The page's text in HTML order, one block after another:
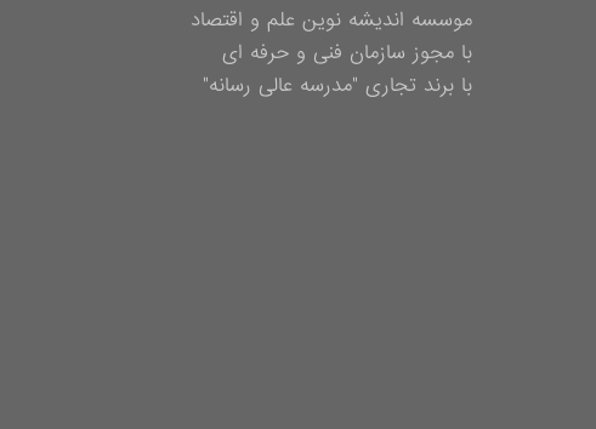
موسسه اندیشه نوین علم و اقتصاد
با مجوز سازمان فنی و حرفه ای
با برند تجاری "مدرسه عالی رسانه"